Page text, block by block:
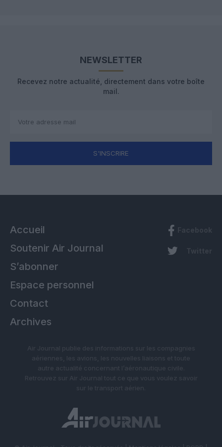
NEWSLETTER
Recevez notre actualité, directement dans votre boîte
mail.
S'INSCRIRE
Accueil
Soutenir Air Journal
S’abonner
Espace personnel
Contact
Archives